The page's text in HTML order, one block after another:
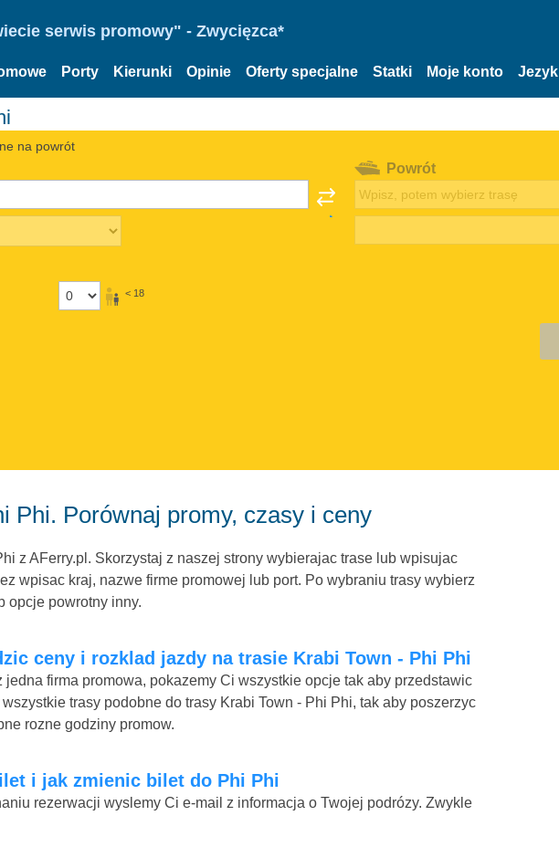
serwis promowy" - Zwycięzca*
Porty Kierunki Opinie Oferty specjalne Statki Moje konto Jezyk
na powrót
< 18
Powrót
Phi. Porównaj promy, czasy i ceny
z AFerry.pl. Skorzystaj z naszej strony wybierajac trase lub wpisujac
wpisac kraj, nazwe firme promowej lub port. Po wybraniu trasy wybierz
opcje powrotny inny.
ceny i rozklad jazdy na trasie Krabi Town - Phi Phi
firma promowa, pokazemy Ci wszystkie opcje tak aby przedstawic
trasy podobne do trasy Krabi Town - Phi Phi, tak aby poszerzyc
rozne godziny promow.
i jak zmienic bilet do Phi Phi
rezerwacji wyslemy Ci e-mail z informacja o Twojej podrózy. Zwykle